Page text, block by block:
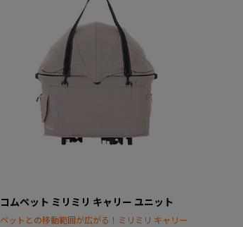
コムペット ミリミリ キャリー ユニット
ペットとの移動範囲が広がる！ミリミリ キャリー